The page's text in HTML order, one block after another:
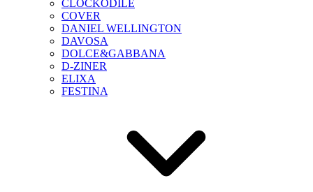
CLOCKODILE
COVER
DANIEL WELLINGTON
DAVOSA
DOLCE&GABBANA
D-ZINER
ELIXA
FESTINA